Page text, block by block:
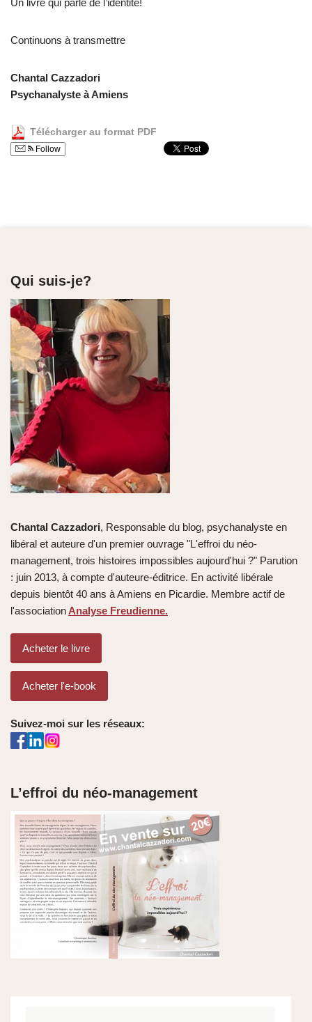
Continuons à transmettre
Chantal Cazzadori
Psychanalyste à Amiens
Télécharger au format PDF
Follow
Qui suis-je?
Chantal Cazzadori, Responsable du blog, psychanalyste en
libéral et auteure d'un premier ouvrage "L'effroi du néo-
management, trois histoires impossibles aujourd'hui ?" Parution
: juin 2013, à compte d'auteure-éditrice. En activité libérale
depuis bientôt 40 ans à Amiens en Picardie. Membre actif de
l'association Analyse Freudienne.
Acheter le livre
Acheter l'e-book
Suivez-moi sur les réseaux:
L’effroi du néo-management